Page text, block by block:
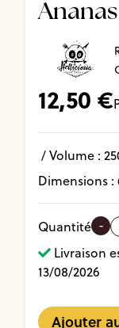
12,50 €
/ Volume :
Dimensions :
Quantité -
Livraison
13/08/2026